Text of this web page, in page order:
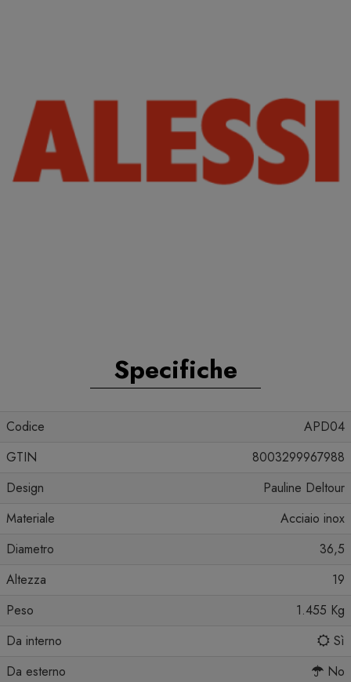
Specifiche
Codice
APD04
GTIN
8003299967988
Design
Pauline Deltour
Materiale
Acciaio inox
Diametro
36,5
Altezza
19
Peso
1.455 Kg
Da interno
Sì
Da esterno
No